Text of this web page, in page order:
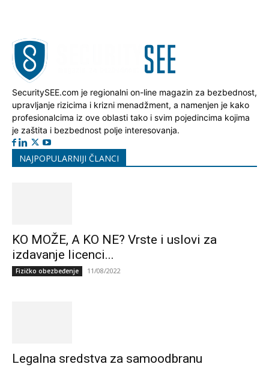
SecuritySEE.com je regionalni on-line magazin za bezbednost,
upravljanje rizicima i krizni menadžment, a namenjen je kako
profesionalcima iz ove oblasti tako i svim pojedincima kojima
je zaštita i bezbednost polje interesovanja.
NAJPOPULARNIJI ČLANCI
KO MOŽE, A KO NE? Vrste i uslovi za
izdavanje licenci...
Fizičko obezbeđenje 11/08/2022
Legalna sredstva za samoodbranu